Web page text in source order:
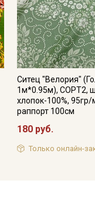
Ситец "Велория"
1м*0.95м), СОРТ2,
хлопок-100%, 95гр/
раппорт 100см
180 руб.
Только онлайн-